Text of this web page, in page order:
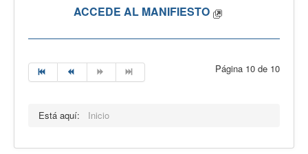
ACCEDE AL MANIFIESTO
Página 10 de 10
Está aquí: Inicio